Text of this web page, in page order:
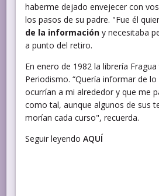
haberme dejado envejecer con
los pasos de su padre. "Fue él
de la información y necesitaba
a punto del retiro.
En enero de 1982 la librería Fragua
Periodismo. “Quería informar de
ocurrían a mi alrededor y que me
como tal, aunque algunos de sus
morían cada curso", recuerda.
Seguir leyendo AQUÍ